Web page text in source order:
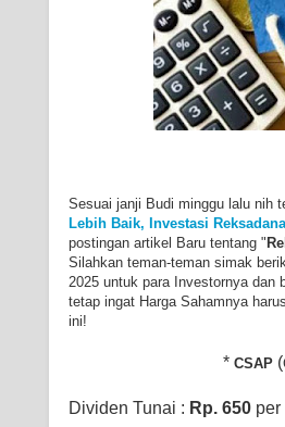
Sesuai janji Budi minggu lalu nih
Lebih Baik, Investasi
postingan artikel Baru tentang "
Silahkan teman-teman simak
2025 untuk para Investornya dan
tetap ingat Harga Sahamnya
ini!
* CSAP (
Dividen Tunai : Rp. 650 per